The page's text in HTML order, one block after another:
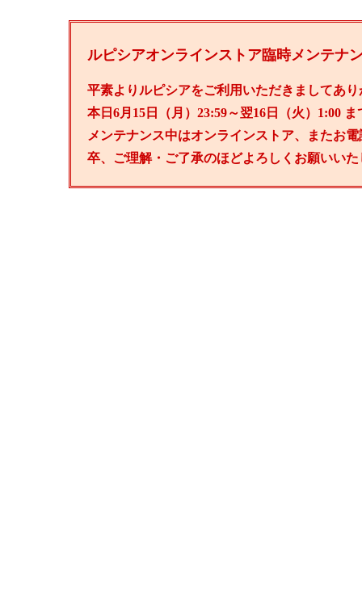
ルピシアオンラインストア臨時メンテナ
平素よりルピシアをご利用いただきましてあ
本日6月15日（月）23:59～翌16日（火）1:00
メンテナンス中はオンラインストア、またお
卒、ご理解・ご了承のほどよろしくお願いいた